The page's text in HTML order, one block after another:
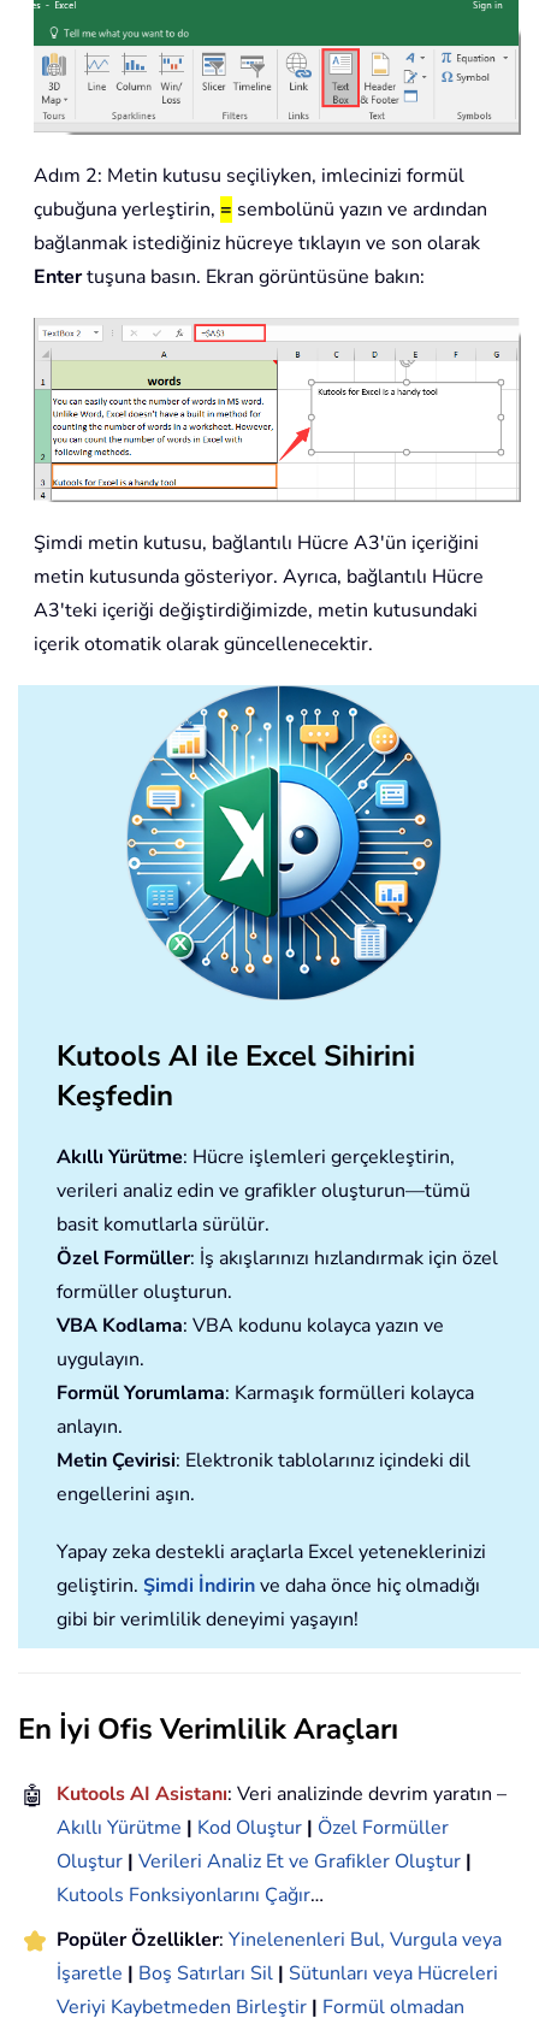
Adım 2: Metin kutusu seçiliyken, imlecinizi formül
çubuğuna yerleştirin, = sembolünü yazın ve ardından
bağlanmak istediğiniz hücreye tıklayın ve son olarak
Entertuşuna basın. Ekran görüntüsüne bakın:
Şimdi metin kutusu, bağlantılı Hücre A3'ün içeriğini
metin kutusunda gösteriyor. Ayrıca, bağlantılı Hücre
A3'teki içeriği değiştirdiğimizde, metin kutusundaki
içerik otomatik olarak güncellenecektir.
Kutools AI ile Excel Sihirini
Keşfedin
Akıllı Yürütme: Hücre işlemleri gerçekleştirin,
verileri analiz edin ve grafikler oluşturun—tümü
basit komutlarla sürülür.
Özel Formüller: İş akışlarınızı hızlandırmak için özel
formüller oluşturun.
VBA Kodlama: VBA kodunu kolayca yazın ve
uygulayın.
Formül Yorumlama: Karmaşık formülleri kolayca
anlayın.
Metin Çevirisi: Elektronik tablolarınız içindeki dil
engellerini aşın.
Yapay zeka destekli araçlarla Excel yeteneklerinizi
geliştirin. Şimdi İndirinve daha önce hiç olmadığı
gibi bir verimlilik deneyimi yaşayın!
En İyi Ofis Verimlilik Araçları
🤖 Kutools AI Asistanı: Veri analizinde devrim yaratın –
Akıllı Yürütme | Kod Oluştur | Özel Formüller
Oluştur | Verileri Analiz Et ve Grafikler Oluştur |
Kutools Fonksiyonlarını Çağır…
Popüler Özellikler: Yinelenenleri Bul, Vurgula veya
İşaretle | Boş Satırları Sil | Sütunları veya Hücreleri
Veriyi Kaybetmeden Birleştir | Formül olmadan